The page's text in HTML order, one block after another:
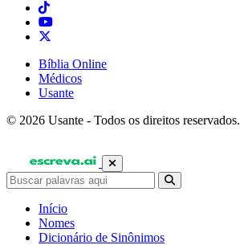
Bíblia Online
Médicos
Usante
© 2026 Usante - Todos os direitos reservados.
Início
Nomes
Dicionário de Sinônimos